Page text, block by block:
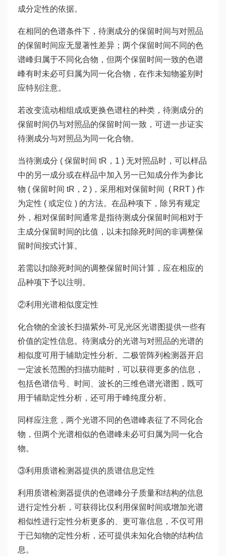
成分定性的依据。
在相同的色谱条件下，待测成分的保留时间与对照品
的保留时间应无显著性差异；两个保留时间不同的色
谱峰归属于不同化合物，但两个保留时间一致的色谱
峰有时未必可归属为同一化合物，在作未知物鉴别时
应特别注意。
若改变流动相组成或更换色谱柱的种类，待测成分的
保留时间仍与对照品的保留时间一致，可进一步证实
待测成分与对照品为同一化合物。
当待测成分 ( 保留时间 tR，1 ) 无对照品时，可以样品
中的另一成分或在样品中加入另一已知成分作为参比
物 ( 保留时间 tR，2 )，采用相对保留时间 ( RRT ) 作
为定性 ( 或定位 ) 的方法。在品种项下，除另有规定
外，相对保留时间通常是指待测成分保留时间相对于
主成分保留时间的比值，以未扣除死时间的非调整保
留时间按式计算。
若需以扣除死时间的调整保留时间计算，应在相应的
品种项下予以注明。
②利用光谱相似度定性
化合物的全波长扫描紫外-可见光区光谱图提供一些有
价值的定性信息。待测成分的光谱与对照品的光谱的
相似度可用于辅助定性分析。二极管阵列检测器开启
一定波长范围的扫描功能时，可以获得更多的信息，
包括色谱信号、时间、波长的三维色谱光谱图，既可
用于辅助定性分析，还可用于峰纯度分析。
同样应注意，两个光谱不同的色谱峰表征了不同化合
物，但两个光谱相似的色谱峰未必可归属为同一化合
物。
③利用质谱检测器提供的质谱信息定性
利用质谱检测器提供的色谱峰分子质量和结构的信息
进行定性分析，可获得比仅利用保留时间或增加光谱
相似性进行定性分析更多的、更可靠信息，不仅可用
于已知物的定性分析，还可提供未知化合物的结构信
息。